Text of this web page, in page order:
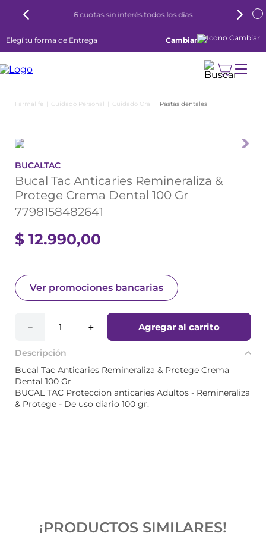
6 cuotas sin interés todos los días
Elegí tu forma de Entrega Cambiar
Cuidado Personal Cuidado Oral Pastas dentales
BUCALTAC
Bucal Tac Anticaries Remineraliza &
Protege Crema Dental 100 Gr
7798158482641
$ 12.990,00
Ver promociones bancarias
＋
－ Agregar al carrito
Descripción
Bucal Tac Anticaries Remineraliza & Protege Crema
Dental 100 Gr
BUCAL TAC Proteccion anticaries Adultos - Remineraliza
& Protege - De uso diario 100 gr.
¡PRODUCTOS SIMILARES!